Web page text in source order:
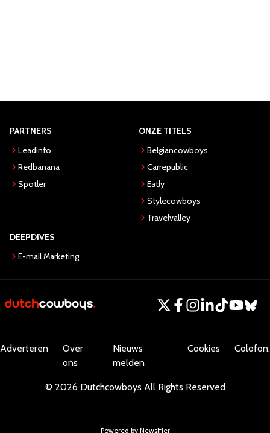
PARTNERS
Leadinfo
Redbanana
Spotler
ONZE TITELS
Belgiancowboys
Carrepublic
Eatly
Stylecowboys
Travelvalley
DEEPDIVES
E-mail Marketing
Adverteren
Over
ons
Nieuws
melden
Cookies Colofon.
© 2026 Dutchcowboys All Rights Reserved
Powered by Newsifier